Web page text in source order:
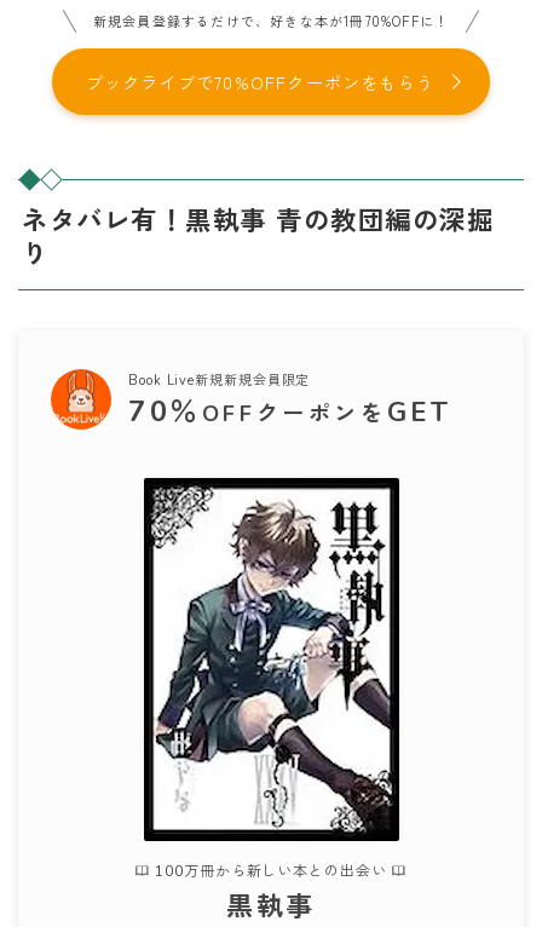
新規会員登録するだけで、好きな本が1冊70%OFFに！
ブックライブで70%OFFクーポンをもらう
ネタバレ有！黒執事 青の教団編の深掘
り
Book Live新規新規会員限定
70％ OFFクーポンを GET
100万冊から新しい本との出会い
黒執事